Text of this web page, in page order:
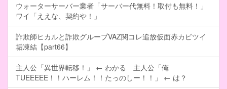
ウォーターサーバー業者「サーバー代無料！取付も無料！」
ワイ「ええな、契約や！」
詐欺師ヒカルと詐欺グループVAZ関コレ追放仮面赤カビツイ
垢凍結【part66】
主人公「異世界転移！」 ← わかる 主人公「俺
TUEEEEE！！ハーレム！！たっのしー！！」 ← は？